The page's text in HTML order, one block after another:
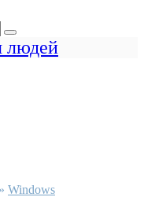
людей
» Windows